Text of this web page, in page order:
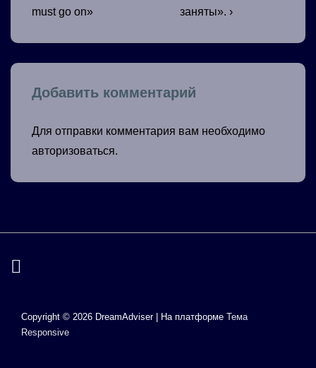
записям
must go on»
заняты». ›
Добавить комментарий
Для отправки комментария вам необходимо
авторизоваться.
Copyright © 2026 DreamAdviser | На платформе Тема
Responsive